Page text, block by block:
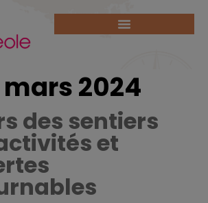
mars 2024
des sentiers
et